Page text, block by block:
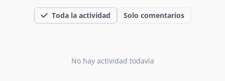
Toda la actividad Solo comentarios
No hay actividad todavía